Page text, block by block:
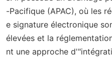
-Pacifique (APAC), où les
e signature électronique
élevées et la
nt une approche